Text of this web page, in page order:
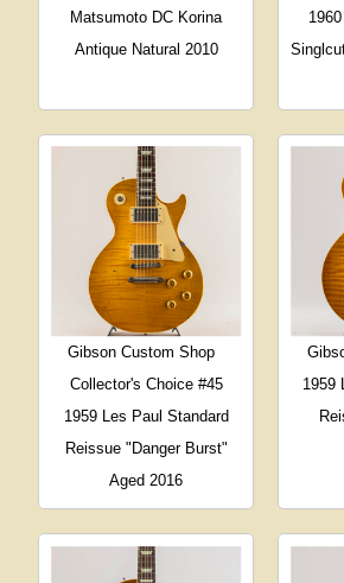
Matsumoto DC Korina
Antique Natural 2010
Gibson Custom Shop
Collector's Choice #45
1959 Les Paul Standard
Reissue "Danger Burst"
Aged 2016
1959